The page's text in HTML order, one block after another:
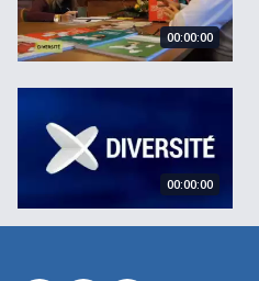
00:00:00
00:00:00